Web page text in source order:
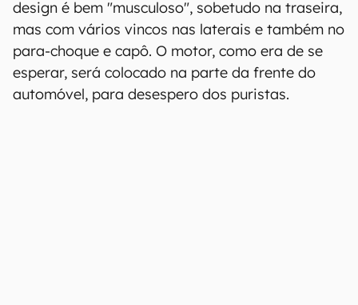
design é bem "musculoso", sobetudo na traseira,
mas com vários vincos nas laterais e também no
para-choque e capô. O motor, como era de se
esperar, será colocado na parte da frente do
automóvel, para desespero dos puristas.